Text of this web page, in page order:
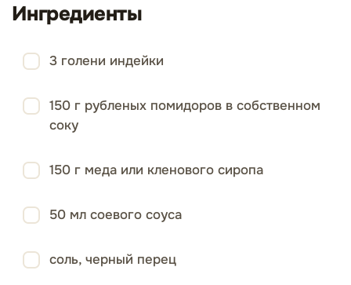
Ингредиенты
3 голени индейки
150 г рубленых помидоров в собственном
соку
150 г меда или кленового сиропа
50 мл соевого соуса
соль, черный перец